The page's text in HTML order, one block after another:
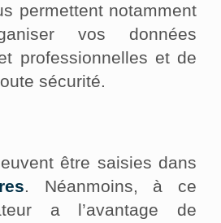
permettent notamment
vos données
professionnelles et de
sécurité.
être saisies dans
. Néanmoins, à ce
a l’avantage de